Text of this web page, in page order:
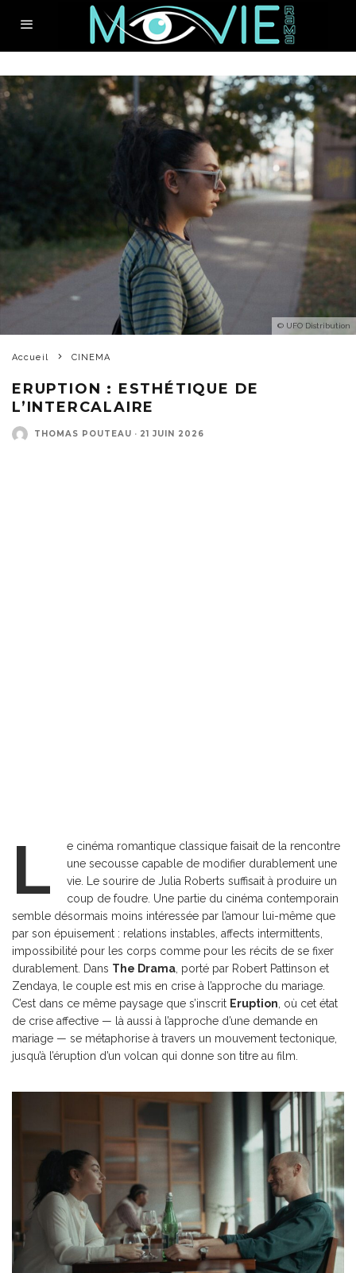
© UFO Distribution
Accueil CINEMA
ERUPTION : ESTHÉTIQUE DE
L’INTERCALAIRE
THOMAS POUTEAU · 21 JUIN 2026
L
e cinéma romantique classique faisait de la rencontre
une secousse capable de modifier durablement une
vie. Le sourire de Julia Roberts suffisait à produire un
coup de foudre. Une partie du cinéma contemporain
semble désormais moins intéressée par l’amour lui-même que
par son épuisement : relations instables, affects intermittents,
impossibilité pour les corps comme pour les récits de se fixer
durablement. Dans The Drama , porté par Robert Pattinson et
Zendaya, le couple est mis en crise à l’approche du mariage.
C’est dans ce même paysage que s’inscrit Eruption , où cet état
de crise affective — là aussi à l’approche d’une demande en
mariage — se métaphorise à travers un mouvement tectonique,
jusqu’à l’éruption d’un volcan qui donne son titre au film.